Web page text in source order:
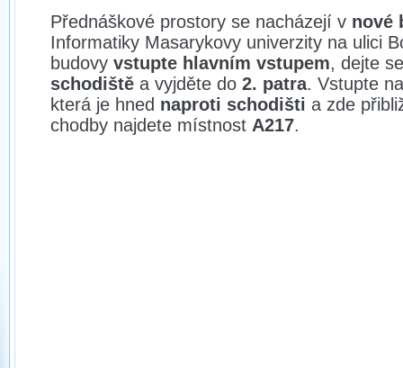
Přednáškové prostory se nacházejí v nové
Informatiky Masarykovy univerzity na ulici
budovy vstupte hlavním vstupem, dejte
schodiště a vyjděte do 2. patra. Vstupte
která je hned naproti schodišti a zde
chodby najdete místnost A217.